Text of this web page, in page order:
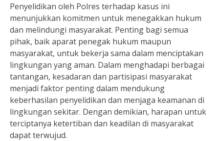
Penyelidikan oleh Polres terhadap kasus ini
menunjukkan komitmen untuk menegakkan hukum
dan melindungi masyarakat. Penting bagi semua
pihak, baik aparat penegak hukum maupun
masyarakat, untuk bekerja sama dalam menciptakan
lingkungan yang aman. Dalam menghadapi berbagai
tantangan, kesadaran dan partisipasi masyarakat
menjadi faktor penting dalam mendukung
keberhasilan penyelidikan dan menjaga keamanan di
lingkungan sekitar. Dengan demikian, harapan untuk
terciptanya ketertiban dan keadilan di masyarakat
dapat terwujud.